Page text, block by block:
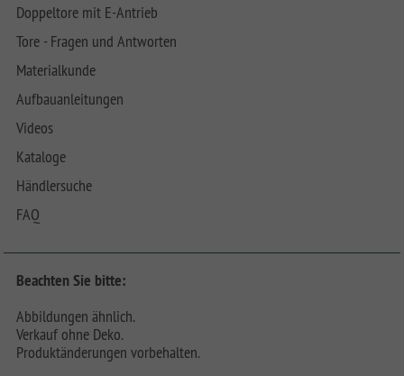
Doppeltore mit E-Antrieb
Tore - Fragen und Antworten
Materialkunde
Aufbauanleitungen
Videos
Kataloge
Händlersuche
FAQ
Beachten Sie bitte:
Abbildungen ähnlich.
Verkauf ohne Deko.
Produktänderungen vorbehalten.